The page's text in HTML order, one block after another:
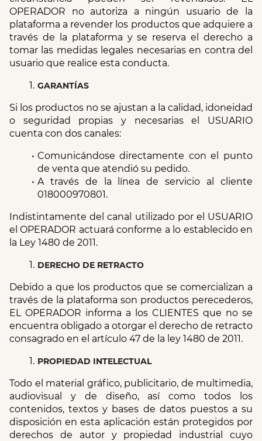
OPERADOR no autoriza a ningún usuario de la
plataforma a revender los productos que adquiere a
través de la plataforma y se reserva el derecho a
tomar las medidas legales necesarias en contra del
usuario que realice esta conducta.
GARANTÍAS
Si los productos no se ajustan a la calidad, idoneidad
o seguridad propias y necesarias el USUARIO
cuenta con dos canales:
Comunicándose directamente con el punto
de venta que atendió su pedido.
A través de la línea de servicio al cliente
018000970801.
Indistintamente del canal utilizado por el USUARIO
el OPERADOR actuará conforme a lo establecido en
la Ley 1480 de 2011.
DERECHO DE RETRACTO
Debido a que los productos que se comercializan a
través de la plataforma son productos perecederos,
EL OPERADOR informa a los CLIENTES que no se
encuentra obligado a otorgar el derecho de retracto
consagrado en el artículo 47 de la ley 1480 de 2011.
PROPIEDAD INTELECTUAL
Todo el material gráfico, publicitario, de multimedia,
audiovisual y de diseño, así como todos los
contenidos, textos y bases de datos puestos a su
disposición en esta aplicación están protegidos por
derechos de autor y propiedad industrial cuyo